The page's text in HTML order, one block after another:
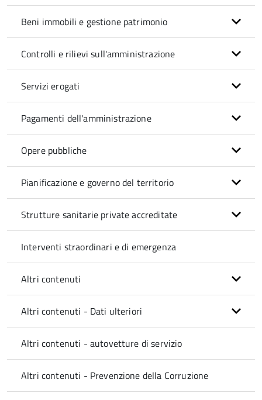
Beni immobili e gestione patrimonio
Controlli e rilievi sull'amministrazione
Servizi erogati
Pagamenti dell'amministrazione
Opere pubbliche
Pianificazione e governo del territorio
Strutture sanitarie private accreditate
Interventi straordinari e di emergenza
Altri contenuti
Altri contenuti - Dati ulteriori
Altri contenuti - autovetture di servizio
Altri contenuti - Prevenzione della Corruzione